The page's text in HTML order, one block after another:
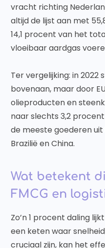
vracht richting
altijd de lijst aan met
14,1 procent van het
vloeibaar aardgas
Ter vergelijking: in 2022
bovenaan, maar door
olieproducten en
naar slechts 3,2
de meeste goederen uit
Brazilië en China.
Wat betekent
FMCG en
Zo’n 1 procent daling
een keten waar
cruciaal zijn, kan het